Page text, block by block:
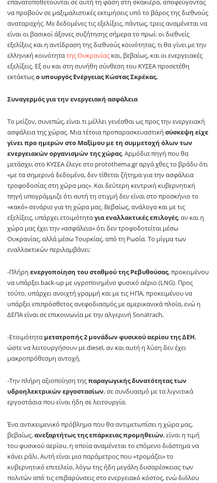
επανατοποθετούνται σε αυτή τη φάση στη σκακιέρα, αποφεύγοντας
να προβούν σε μαξιμαλιστικές εκτιμήσεις υπό το βάρος της διεθνούς
αναταραχής. Με δεδομένες τις εξελίξεις, πάντως, τρεις αναμένεται να
είναι οι βασικοί άξονες συζήτησης σήμερα το πρωί: οι διεθνείς
εξελίξεις και η αντίδραση της διεθνούς κοινότητας, τι θα γίνει με την
ελληνική κοινότητατης Ουκρανίας και, βεβαίως, και οι ενεργειακές
εξελίξεις. Εξ ου και στη συνήθη σύνθεση του ΚΥΣΕΑ προσετέθη
εκτάκτωςο υπουργός Ενέργειας Κώστας Σκρέκας.
Συναγερμός για την ενεργειακή ασφάλεια
Το μείζον, συνεπώς, είναι τι μέλλει γενέσθαι ως προς την ενεργειακή
ασφάλεια της χώρας. Μια τέτοια προπαρασκευαστική σύσκεψη είχε
γίνει προ ημερών στο Μαξίμου με τη συμμετοχή όλων των
ενεργειακών οργανισμών της χώρας. Αρμόδια πηγή που θα
μετάσχει στο ΚΥΣΕΑ έλεγε στο protothema.gr αργά χθες το βράδυ ότι
«με τα σημερινά δεδομένα, δεν τίθεται ζήτημα για την ασφάλεια
τροφοδοσίας στη χώρα μας». Και δεύτερη κεντρική κυβερνητική
πηγή υπογράμμιζε ότι αυτή τη στιγμή δεν είναι στο προσκήνιο το
«κακό» σενάριο για τη χώρα μας. Βεβαίως, ανάλογα και με τις
εξελίξεις, υπάρχει ετοιμότηταγια εναλλακτικές επιλογές, αν και η
χώρα μας έχει την «ασφάλεια» ότι δεν τροφοδοτείται μέσω
Ουκρανίας, αλλά μέσω Τουρκίας, από τη Ρωσία. Το μίγμα των
εναλλακτικών περιλαμβάνει:
-Πλήρη ενεργοποίηση του σταθμού της Ρεβυθούσας, προκειμένου
να υπάρξει back-up με υγροποιημένο φυσικό αέριο (LNG). Προς
τούτο, υπάρχει ανοιχτή γραμμή και με τις ΗΠΑ, προκειμένου να
υπάρξει επιπρόσθετος ανεφοδιασμός με αμερικανικά πλοία, ενώ η
ΔΕΠΑ είναι σε επικοινωνία με την αλγερινή Sonatrach,
-Ετοιμότητα μετατροπής 2 μονάδων φυσικού αερίου της ΔΕΗ,
ώστε να λειτουργήσουν με diesel, αν και αυτή η λύση δεν έχει
μακροπρόθεσμη αντοχή,
-Την πλήρη αξιοποίηση τηςπαραγωγικής δυνατότητας των
υδροηλεκτρικών εργοστασίων, σε συνδυασμό με τα λιγνιτικά
εργοστάσια που είναι ήδη σε λειτουργία.
Ένα αντικειμενικό πρόβλημα που θα αντιμετωπίσει η χώρα μας,
βεβαίως,ανεξαρτήτως της επάρκειας προμηθειών, είναι η τιμή
του φυσικού αερίου, η οποία αναμένεται το επόμενο διάστημα να
κάνει ράλι. Αυτή είναι μια παράμετρος που «τρομάζει» το
κυβερνητικό επιτελείο, λόγω της ήδη μεγάλη δυσαρέσκειας των
πολιτών από τις επιβαρύνσεις στο ενεργειακό κόστος, ενώ διόλου